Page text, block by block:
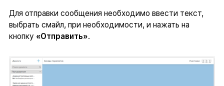
Для отправки сообщения необходимо ввести текст,
выбрать смайл, при необходимости, и нажать на
кнопку «Отправить».